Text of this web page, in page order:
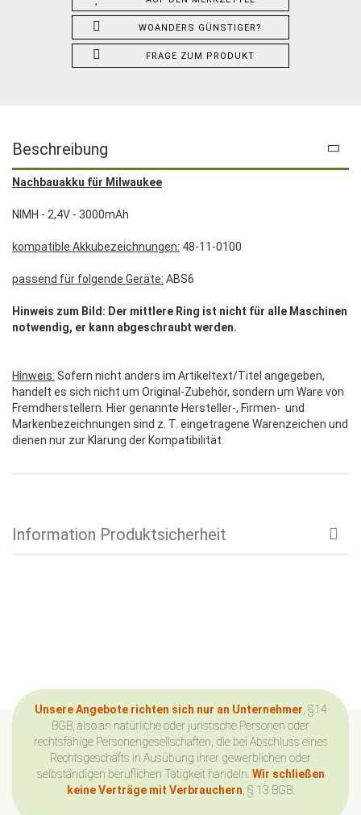
WOANDERS GÜNSTIGER?
FRAGE ZUM PRODUKT
Beschreibung
Nachbauakku für Milwaukee
NIMH - 2,4V - 3000mAh
kompatible Akkubezeichnungen: 48-11-0100
passend für folgende Geräte: ABS6
Hinweis zum Bild: Der mittlere Ring ist nicht für alle Maschinen
notwendig, er kann abgeschraubt werden.
Hinweis: Sofern nicht anders im Artikeltext/Titel angegeben,
handelt es sich nicht um Original-Zubehör, sondern um Ware von
Fremdherstellern. Hier genannte Hersteller-, Firmen- und
Markenbezeichnungen sind z. T. eingetragene Warenzeichen und
dienen nur zur Klärung der Kompatibilität.
Information Produktsicherheit
Unsere Angebote richten sich nur an Unternehmer , §14
BGB, also an natürliche oder juristische Personen oder
rechtsfähige Personengesellschaften, die bei Abschluss eines
Rechtsgeschäfts in Ausübung ihrer gewerblichen oder
selbständigen beruflichen Tätigkeit handeln. Wir schließen
keine Verträge mit Verbrauchern , § 13 BGB.